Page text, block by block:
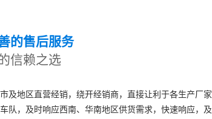
的售后服务
信赖之选
及地区直营经销，绕开经销商，直接让利于各生产厂家
队，及时响应西南、华南地区供货需求，快速响应，及